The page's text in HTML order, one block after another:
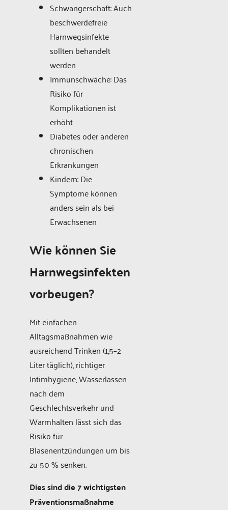
Schwangerschaft: Auch
beschwerdefreie
Harnwegsinfekte
sollten behandelt
werden
Immunschwäche: Das
Risiko für
Komplikationen ist
erhöht
Diabetes oder anderen
chronischen
Erkrankungen
Kindern: Die
Symptome können
anders sein als bei
Erwachsenen
Wie können Sie
Harnwegsinfekten
vorbeugen?
Mit einfachen
Alltagsmaßnahmen wie
ausreichend Trinken (1,5–2
Liter täglich), richtiger
Intimhygiene, Wasserlassen
nach dem
Geschlechtsverkehr und
Warmhalten lässt sich das
Risiko für
Blasenentzündungen um bis
zu 50 % senken.
Dies sind die 7 wichtigsten
Präventionsmaßnahme